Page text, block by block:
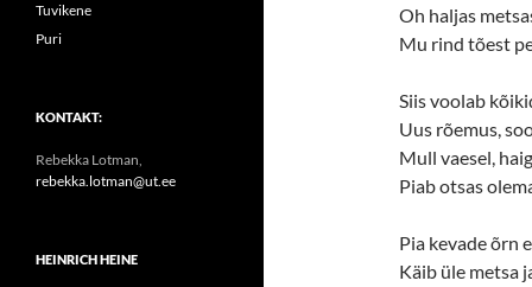
Oh haljas
Mu rind tõest
Siis voolab
Uus rõemus,
Mull vaesel,
Piab otsas
Pia kevade õrn
Käib üle metsa
Tuvikene
Puri
KONTAKT:
Rebekka Lotman,
rebekka.lotman@ut.ee
HEINRICH HEINE